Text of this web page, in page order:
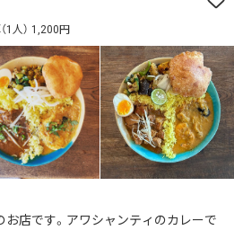
1人） 1,200円
店です。アワシャンティのカレーで